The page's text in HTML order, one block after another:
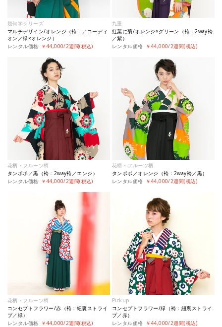
幾何学シリーズ
マルチデザイン/オレンジ（袴：アコーディ
オン／緑×オレンジ）
レンタル価格 ￥44,000/2週間(税込)
九重
紅葉に菊/オレンジ×グリーン（袴：2way袴
／紫）
レンタル価格 ￥44,000/2週間(税込)
花柄・フルーツ柄
タンポポ／黒（袴：2way袴／エンジ）
レンタル価格 ￥44,000/2週間(税込)
花柄・フルーツ柄
タンポポ／オレンジ（袴：2way袴／黒）
レンタル価格 ￥44,000/2週間(税込)
花柄・フルーツ柄
コンセプトフラワー/赤（袴：紐裏ストライ
プ／緑）
レンタル価格 ￥44,000/2週間(税込)
Pickup
コンセプトフラワー/緑（袴：紐裏ストライ
プ／赤）
レンタル価格 ￥44,000/2週間(税込)